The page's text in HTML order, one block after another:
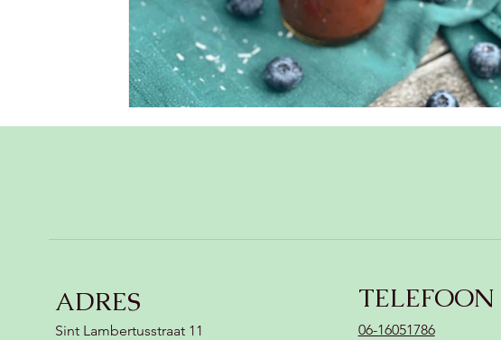
TELEFOON
06-16051786
ADRES
Sint Lambertusstraat 11